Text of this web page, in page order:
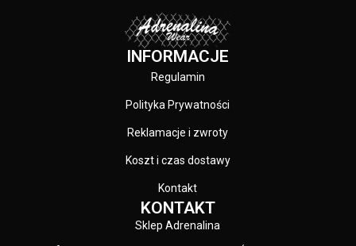
INFORMACJE
Regulamin
Polityka Prywatności
Reklamacje i zwroty
Koszt i czas dostawy
Kontakt
KONTAKT
Sklep Adrenalina